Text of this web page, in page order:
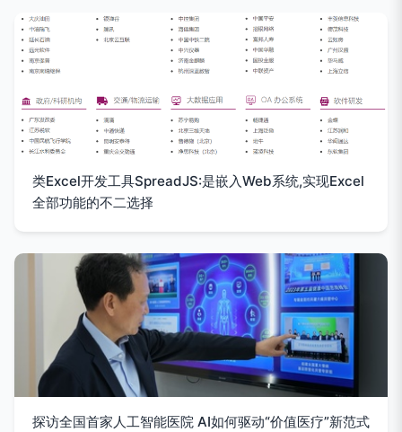
类Excel开发工具SpreadJS:是嵌入Web系统,实现Excel
全部功能的不二选择
探访全国首家人工智能医院 AI如何驱动“价值医疗”新范式